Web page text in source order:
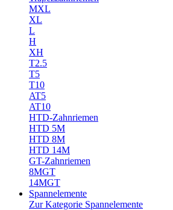
MXL
XL
L
H
XH
T2.5
T5
T10
AT5
AT10
HTD-Zahnriemen
HTD 5M
HTD 8M
HTD 14M
GT-Zahnriemen
8MGT
14MGT
Spannelemente
Zur Kategorie Spannelemente